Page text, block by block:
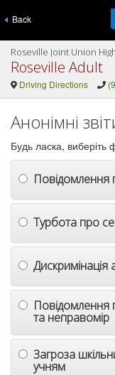
Back
Roseville Joint Union
Roseville Adult
Driving Directions
Анонімні
Будь ласка,
Повідомлення
Турбота про
Дискримінація
Повідомлення
та неправомір
Загроза
учням